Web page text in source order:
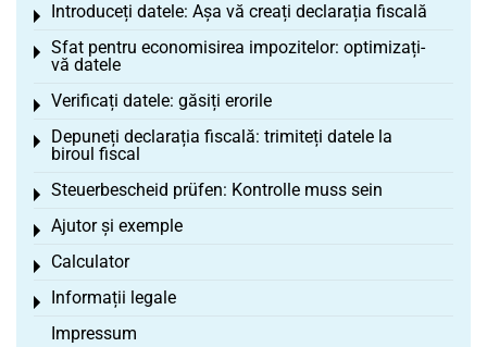
Introduceți datele: Așa vă creați declarația fiscală
Toggle menu
Sfat pentru economisirea impozitelor: optimizați-
vă datele
Toggle menu
Verificați datele: găsiți erorile
Toggle menu
Depuneți declarația fiscală: trimiteți datele la
biroul fiscal
Toggle menu
Steuerbescheid prüfen: Kontrolle muss sein
Toggle menu
Ajutor și exemple
Toggle menu
Calculator
Toggle menu
Informații legale
Toggle menu
Impressum